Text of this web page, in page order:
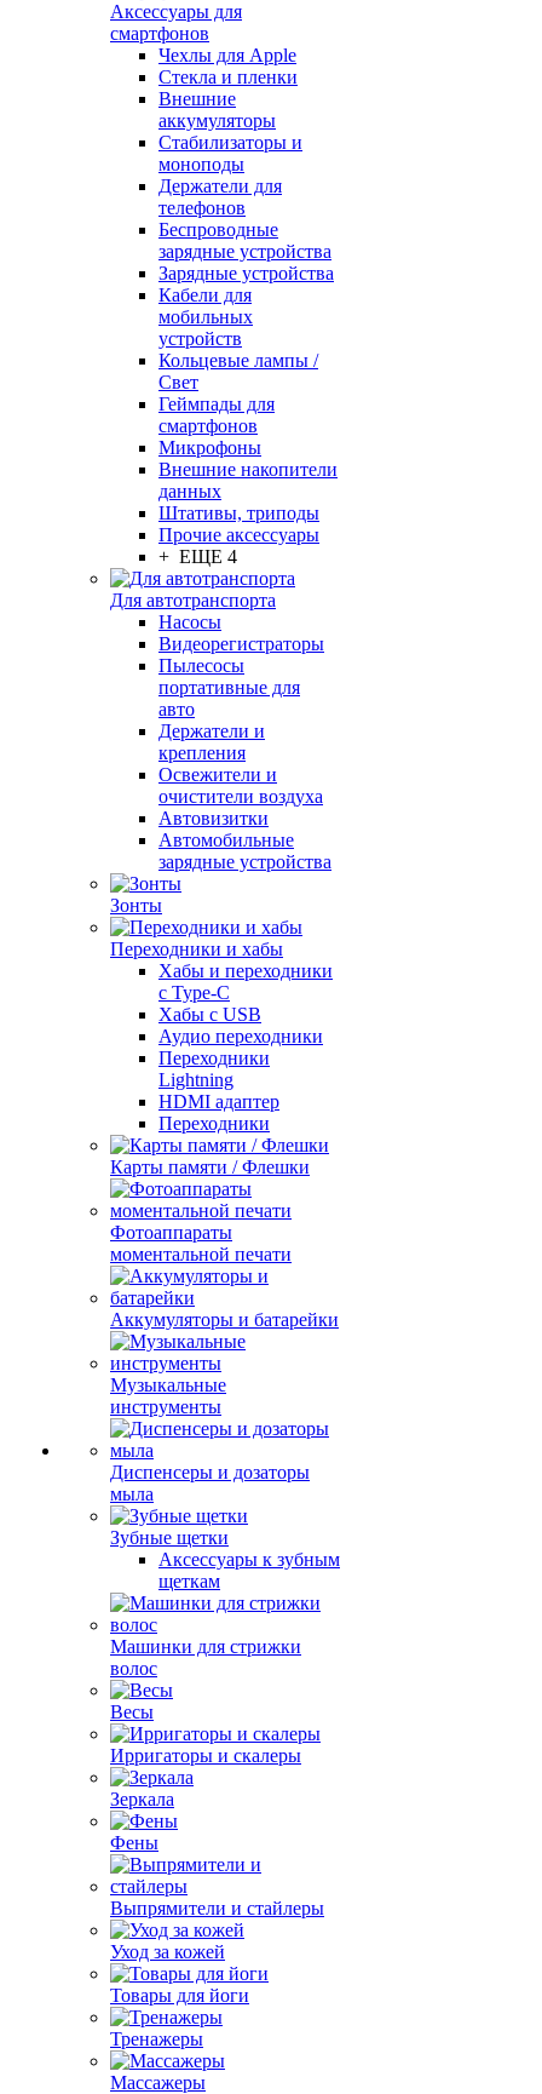
Аксессуары для
смартфонов
Чехлы для Apple
Стекла и пленки
Внешние
аккумуляторы
Стабилизаторы и
моноподы
Держатели для
телефонов
Беспроводные
зарядные устройства
Зарядные устройства
Кабели для
мобильных
устройств
Кольцевые лампы /
Свет
Геймпады для
смартфонов
Микрофоны
Внешние накопители
данных
Штативы, триподы
Прочие аксессуары
+ ЕЩЕ 4
Для автотранспорта
Насосы
Видеорегистраторы
Пылесосы
портативные для
авто
Держатели и
крепления
Освежители и
очистители воздуха
Автовизитки
Автомобильные
зарядные устройства
Зонты
Переходники и хабы
Хабы и переходники
с Type-C
Хабы с USB
Аудио переходники
Переходники
Lightning
HDMI адаптер
Переходники
Карты памяти / Флешки
Фотоаппараты
моментальной печати
Аккумуляторы и батарейки
Музыкальные
инструменты
Диспенсеры и дозаторы
мыла
Зубные щетки
Аксессуары к зубным
щеткам
Машинки для стрижки
волос
Весы
Ирригаторы и скалеры
Зеркала
Фены
Выпрямители и стайлеры
Уход за кожей
Товары для йоги
Тренажеры
Массажеры